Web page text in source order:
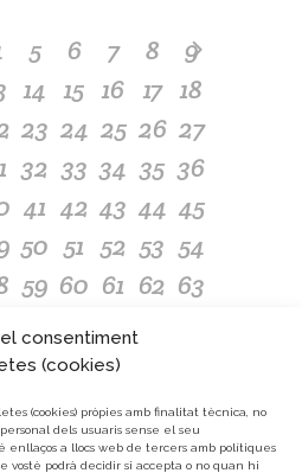
consentiment
(cookies)
(cookies) pròpies amb finalitat tècnica, no
dels usuaris sense el seu
enllaços a llocs web de tercers amb polítiques
vostè podrà decidir si accepta o no quan hi
5 6 7 8
9
14 15 16 17 18
23 24 25 26 27
32 33 34 35 36
41 42 43 44 45
50 51 52 53 54
59 60 61 62 63
69
77 78 79
86 87 88 89 90
95 96 97 98